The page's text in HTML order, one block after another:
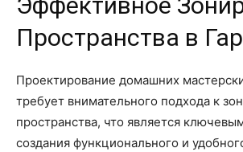
Пространства в
Проектирование домашних
требует внимательного подхода к
пространства, что является
создания функционального и